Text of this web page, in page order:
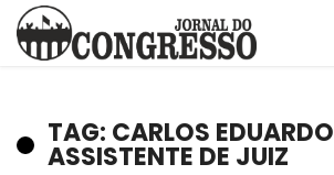
TAG: CARLOS EDUARDO
ASSISTENTE DE JUIZ